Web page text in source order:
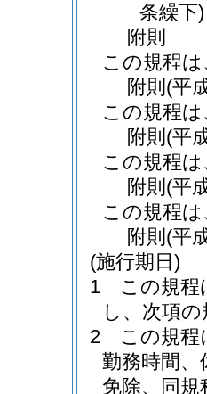
条繰下)
附則
この規程
附則 (平
この規程
附則 (平
この規程
附則 (平
この規程
附則 (平
(施行期日)
1
この規程
し、次項
2
この規程
勤務時間
免除、同